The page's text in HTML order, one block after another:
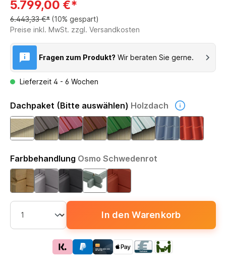
5.799,00 €*
6.443,33 €* (10% gespart)
Preise inkl. MwSt. zzgl. Versandkosten
Fragen zum Produkt? Wir beraten Sie gerne.
Lieferzeit 4 - 6 Wochen
Dachpaket (Bitte auswählen) Holzdach
Farbbehandlung Osmo Schwedenrot
In den Warenkorb